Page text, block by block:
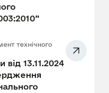
технічного
від 13.11.2024